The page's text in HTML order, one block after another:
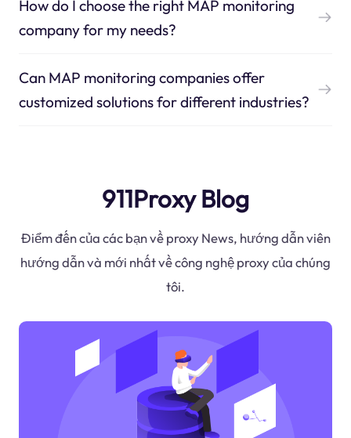
How do I choose the right MAP monitoring
company for my needs?
Can MAP monitoring companies offer
customized solutions for different industries?
911Proxy Blog
Điểm đến của các bạn về proxy News, hướng dẫn viên
hướng dẫn và mới nhất về công nghệ proxy của chúng
tôi.